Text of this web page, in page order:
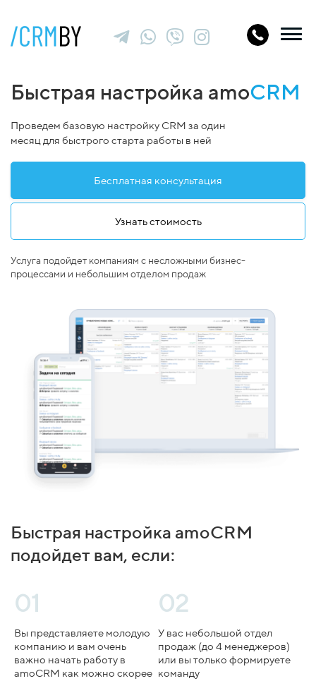
Быстрая настройка amoCRM
Проведем базовую настройку CRM за один
месяц для быстрого старта работы в ней
Бесплатная консультация
Узнать стоимость
Услуга подойдет компаниям с несложными бизнес-
процессами и небольшим отделом продаж
Быстрая настройка amoCRM
подойдет вам, если:
01
Вы представляете молодую
компанию и вам очень
важно начать работу в
amoCRM как можно скорее
02
У вас небольшой отдел
продаж (до 4 менеджеров)
или вы только формируете
команду